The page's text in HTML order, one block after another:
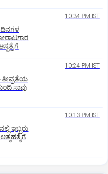
10:34 PM IST
ದಿನಗಳ
10:24 PM IST
ತೀವ್ರತೆಯ
ಸಾವು
10:13 PM IST
ಇಬ್ಬರು